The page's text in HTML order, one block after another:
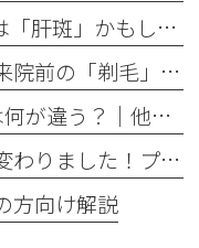
シミだと思ってませんか？実は「肝斑」かもしれません
医療脱毛が初めての方へ│ご来院前の「剃毛」がとても大切な理由
ダーマヒールPTxプラチナムは何が違う？│他の肌育製剤との違いを解説
点滴メニューが新しく生まれ変わりました！プレミアム美容点滴・プレミアム疲労回復点滴がスタート
方向け解説